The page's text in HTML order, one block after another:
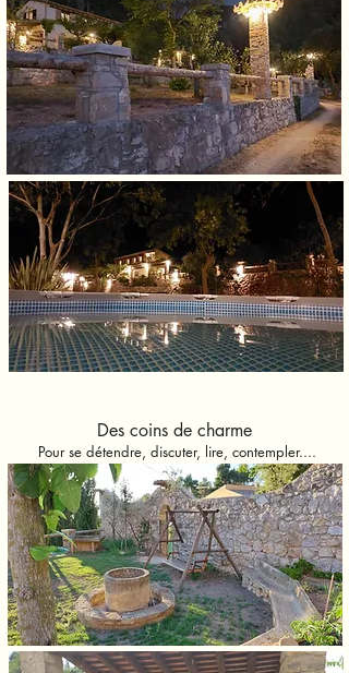
Des coins de charme
Pour se détendre, discuter, lire, contempler....